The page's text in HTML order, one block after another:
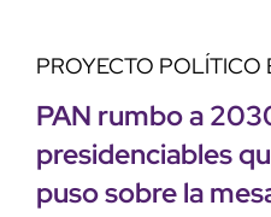
PROYECTO POLÍTICO
PAN rumbo a
presidenciables
puso sobre la